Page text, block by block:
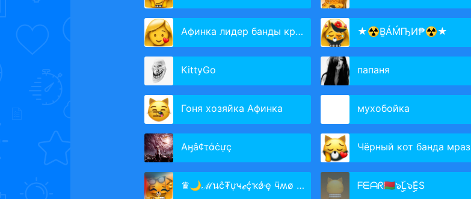
Афинка лидер банды крутых ★☢ḆÁḾҦИ₱☢★
KittyGo папаня
Гоня хозяйка Афинка мухобойка
Аӈâ¢τάċựç Чёрный кот банда мразота
♛🌙ℳนĉ₮ựҹℯḉҡǿҿ ӵʍø 🌙♛ ᖴᗴᗩᖇ🇧🇾๖ۣۣۜL๖ۣۣۜES